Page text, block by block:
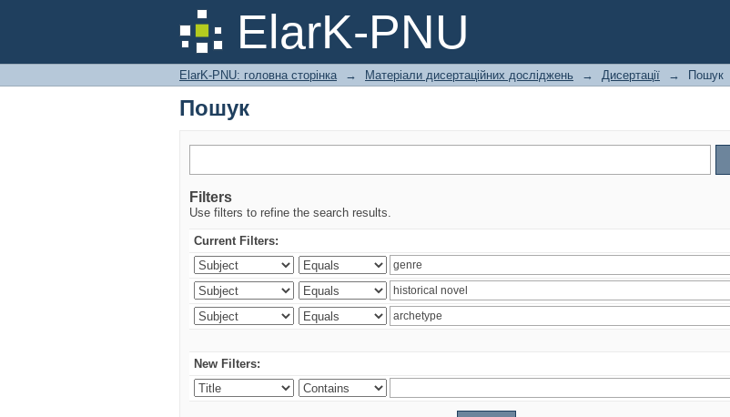
ElarK-PNU
Пошук
ElarK-PNU: головна сторінка → Матеріали дисертаційних досліджень → Дисертації → Пошук
Пошук
Filters
Use filters to refine the search results.
Current Filters:
New Filters: